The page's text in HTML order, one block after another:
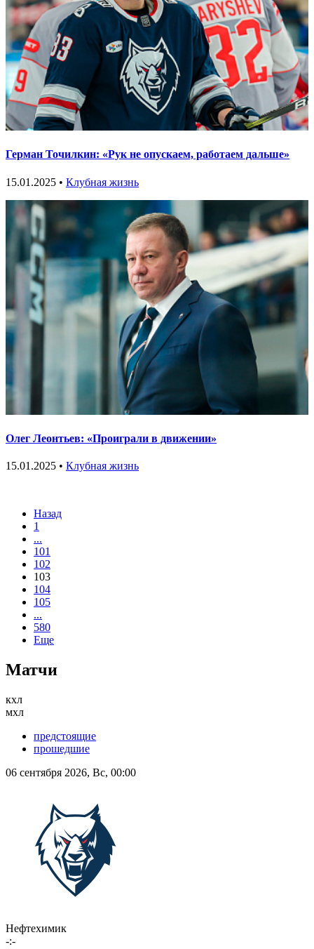
Герман Точилкин: «Рук не опускаем, работаем дальше»
15.01.2025 • Клубная жизнь
Олег Леонтьев: «Проиграли в движении»
15.01.2025 • Клубная жизнь
Назад
1
...
101
102
103
104
105
...
580
Еще
Матчи
кхл
мхл
предстоящие
прошедшие
06 сентября 2026, Вс, 00:00
Нефтехимик
-:-